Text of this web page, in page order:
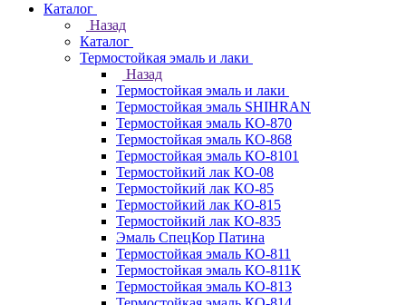
Каталог
Назад
Каталог
Термостойкая эмаль и лаки
Назад
Термостойкая эмаль и лаки
Термостойкая эмаль SHIHRAN
Термостойкая эмаль КО-870
Термостойкая эмаль КО-868
Термостойкая эмаль КО-8101
Термостойкий лак КО-08
Термостойкий лак КО-85
Термостойкий лак КО-815
Термостойкий лак КО-835
Эмаль СпецКор Патина
Термостойкая эмаль КО-811
Термостойкая эмаль КО-811К
Термостойкая эмаль КО-813